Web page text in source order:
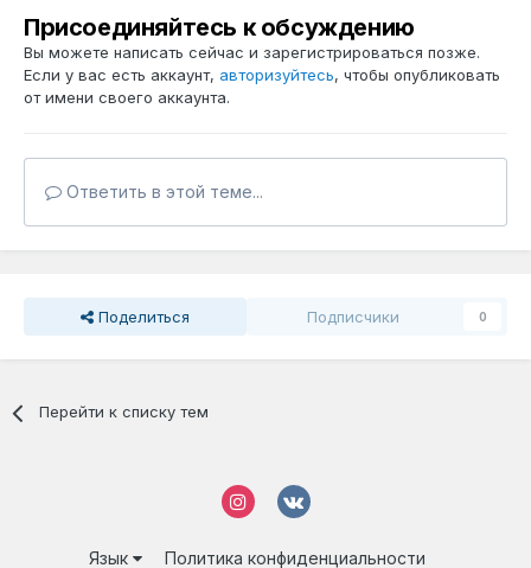
Присоединяйтесь к обсуждению
Вы можете написать сейчас и зарегистрироваться позже.
Если у вас есть аккаунт, авторизуйтесь, чтобы опубликовать
от имени своего аккаунта.
Ответить в этой теме...
Поделиться Подписчики 0
Перейти к списку тем
Язык Политика конфиденциальности